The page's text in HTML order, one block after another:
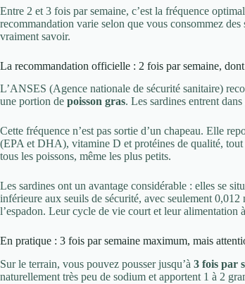
Entre 2 et 3 fois par semaine, c’est la fréquence
recommandation varie selon que vous consommez
vraiment savoir.
La recommandation officielle : 2 fois par semaine,
L’ANSES (Agence nationale de sécurité sanitaire)
une portion de poisson gras. Les sardines entrent
Cette fréquence n’est pas sortie d’un chapeau. Elle
(EPA et DHA), vitamine D et protéines de qualité,
tous les poissons, même les plus petits.
Les sardines ont un avantage considérable : elles se
inférieure aux seuils de sécurité, avec seulement
l’espadon. Leur cycle de vie court et leur alimentation
En pratique : 3 fois par semaine maximum, mais
Sur le terrain, vous pouvez pousser jusqu’à 3 fois par
naturellement très peu de sodium et apportent 1 à 2